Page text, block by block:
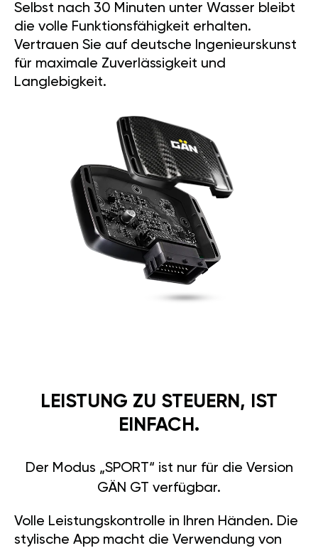
Selbst nach 30 Minuten unter Wasser bleibt
die volle Funktionsfähigkeit erhalten.
Vertrauen Sie auf deutsche Ingenieurskunst
für maximale Zuverlässigkeit und
Langlebigkeit.
LEISTUNG ZU STEUERN, IST
EINFACH.
Der Modus „SPORT“ ist nur für die Version
GÄN GT verfügbar.
Volle Leistungskontrolle in Ihren Händen. Die
stylische App macht die Verwendung von